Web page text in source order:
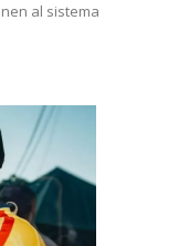
al sistema